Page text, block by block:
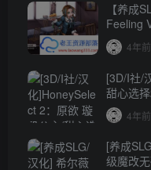
【养成
Feeling
【4.3G】
4年前
[3D/I社/
甜心选
秒传]
4年前
[养成
级魔改